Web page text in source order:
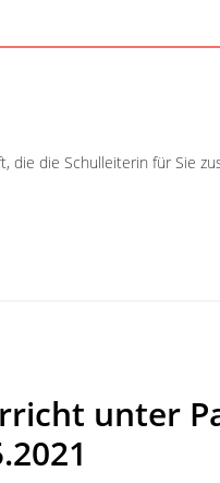
die die Schulleiterin für Sie
unter